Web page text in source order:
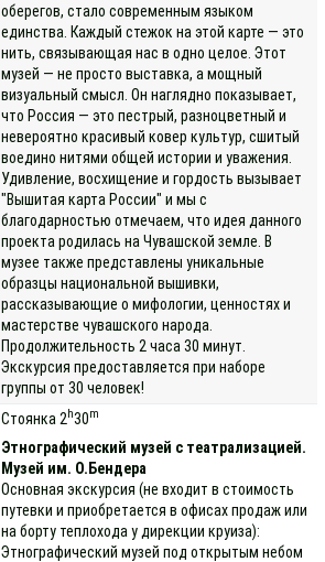
оберегов, стало современным языком
единства. Каждый стежок на этой карте — это
нить, связывающая нас в одно целое. Этот
музей — не просто выставка, а мощный
визуальный смысл. Он наглядно показывает,
что Россия — это пестрый, разноцветный и
невероятно красивый ковер культур, сшитый
воедино нитями общей истории и уважения.
Удивление, восхищение и гордость вызывает
"Вышитая карта России" и мы с
благодарностью отмечаем, что идея данного
проекта родилась на Чувашской земле. В
музее также представлены уникальные
образцы национальной вышивки,
рассказывающие о мифологии, ценностях и
мастерстве чувашского народа.
Продолжительность 2 часа 30 минут.
Экскурсия предоставляется при наборе
группы от 30 человек!
Стоянка 2 h30m
Этнографический музей с театрализацией.
Музей им. О.Бендера
Основная экскурсия (не входит в стоимость
путевки и приобретается в офисах продаж или
на борту теплохода у дирекции круиза):
Этнографический музей под открытым небом